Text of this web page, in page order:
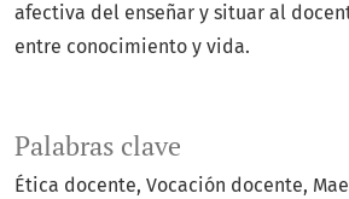
Palabras clave
Ética docente Vocación docente
afectiva del enseñar y situar al
entre conocimiento y vida.